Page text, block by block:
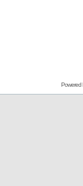
Powered